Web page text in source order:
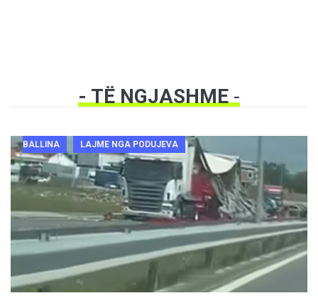
- TË NGJASHME-
BALLINA LAJME NGA PODUJEVA